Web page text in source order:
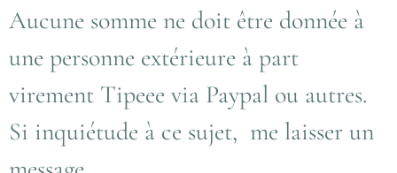
Aucune somme ne doit être donnée à
une personne extérieure à part
virement Tipeee via Paypal ou autres.
Si inquiétude à ce sujet, me laisser un